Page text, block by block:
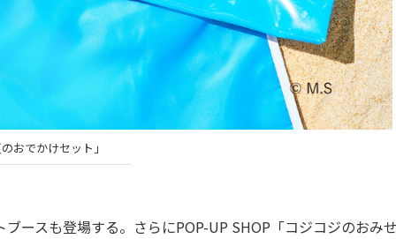
おでかけセット」
スも登場する。さらにPOP-UP SHOP「コジコジのおみせ